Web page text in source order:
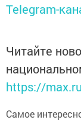
Telegram-
Читайте
https://
Самое